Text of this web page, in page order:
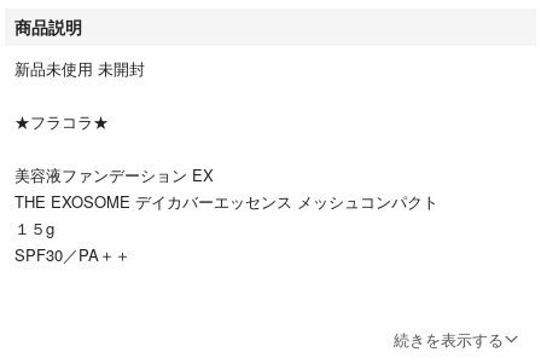
商品説明
新品未使用 未開封
★フラコラ★
美容液ファンデーション EX
THE EXOSOME デイカバーエッセンス メッシュコンパクト
１５g
SPF30／PA＋＋
続きを表示する